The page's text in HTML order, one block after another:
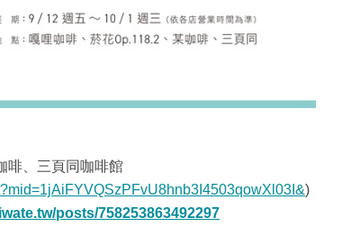
啡、三頁同咖啡館
)
posts/758253863492297